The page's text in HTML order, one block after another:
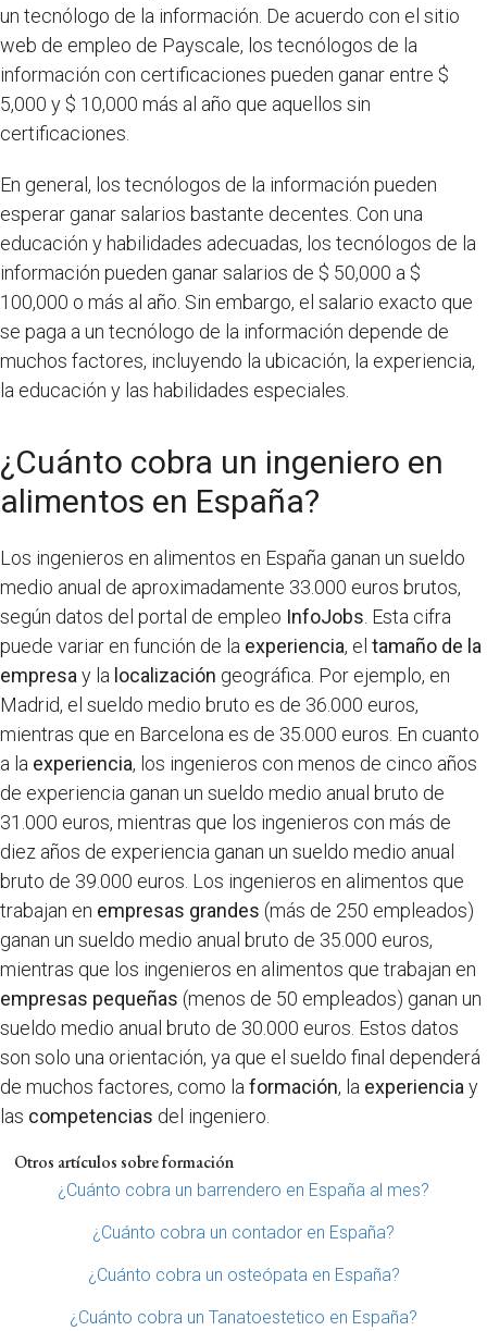
un tecnólogo de la información. De acuerdo con el sitio
web de empleo de Payscale, los tecnólogos de la
información con certificaciones pueden ganar entre $
5,000 y $ 10,000 más al año que aquellos sin
certificaciones.
En general, los tecnólogos de la información pueden
esperar ganar salarios bastante decentes. Con una
educación y habilidades adecuadas, los tecnólogos de la
información pueden ganar salarios de $ 50,000 a $
100,000 o más al año. Sin embargo, el salario exacto que
se paga a un tecnólogo de la información depende de
muchos factores, incluyendo la ubicación, la experiencia,
la educación y las habilidades especiales.
¿Cuánto cobra un ingeniero en
alimentos en España?
Los ingenieros en alimentos en España ganan un sueldo
medio anual de aproximadamente 33.000 euros brutos,
según datos del portal de empleo InfoJobs . Esta cifra
puede variar en función de la experiencia, el tamaño de la
empresa y la localización geográfica. Por ejemplo, en
Madrid, el sueldo medio bruto es de 36.000 euros,
mientras que en Barcelona es de 35.000 euros. En cuanto
a la experiencia, los ingenieros con menos de cinco años
de experiencia ganan un sueldo medio anual bruto de
31.000 euros, mientras que los ingenieros con más de
diez años de experiencia ganan un sueldo medio anual
bruto de 39.000 euros. Los ingenieros en alimentos que
trabajan en empresas grandes (más de 250 empleados)
ganan un sueldo medio anual bruto de 35.000 euros,
mientras que los ingenieros en alimentos que trabajan en
empresas pequeñas (menos de 50 empleados) ganan un
sueldo medio anual bruto de 30.000 euros. Estos datos
son solo una orientación, ya que el sueldo final dependerá
de muchos factores, como la formación, la experiencia y
las competencias del ingeniero.
Otros artículos sobre formación
¿Cuánto cobra un barrendero en España al mes?
¿Cuánto cobra un contador en España?
¿Cuánto cobra un osteópata en España?
¿Cuánto cobra un Tanatoestetico en España?